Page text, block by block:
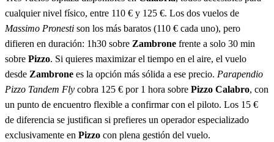
cualquier nivel físico, entre 110 € y 125 €. Los dos vuelos de
Massimo Pronesti son los más baratos (110 € cada uno), pero
difieren en duración: 1h30 sobre Zambrone frente a solo 30 min
sobre Pizzo. Si quieres maximizar el tiempo en el aire, el vuelo
desde Zambrone es la opción más sólida a ese precio. Parapendio
Pizzo Tandem Fly cobra 125 € por 1 hora sobre Pizzo Calabro, con
un punto de encuentro flexible a confirmar con el piloto. Los 15 €
de diferencia se justifican si prefieres un operador especializado
exclusivamente en Pizzo con plena gestión del vuelo.